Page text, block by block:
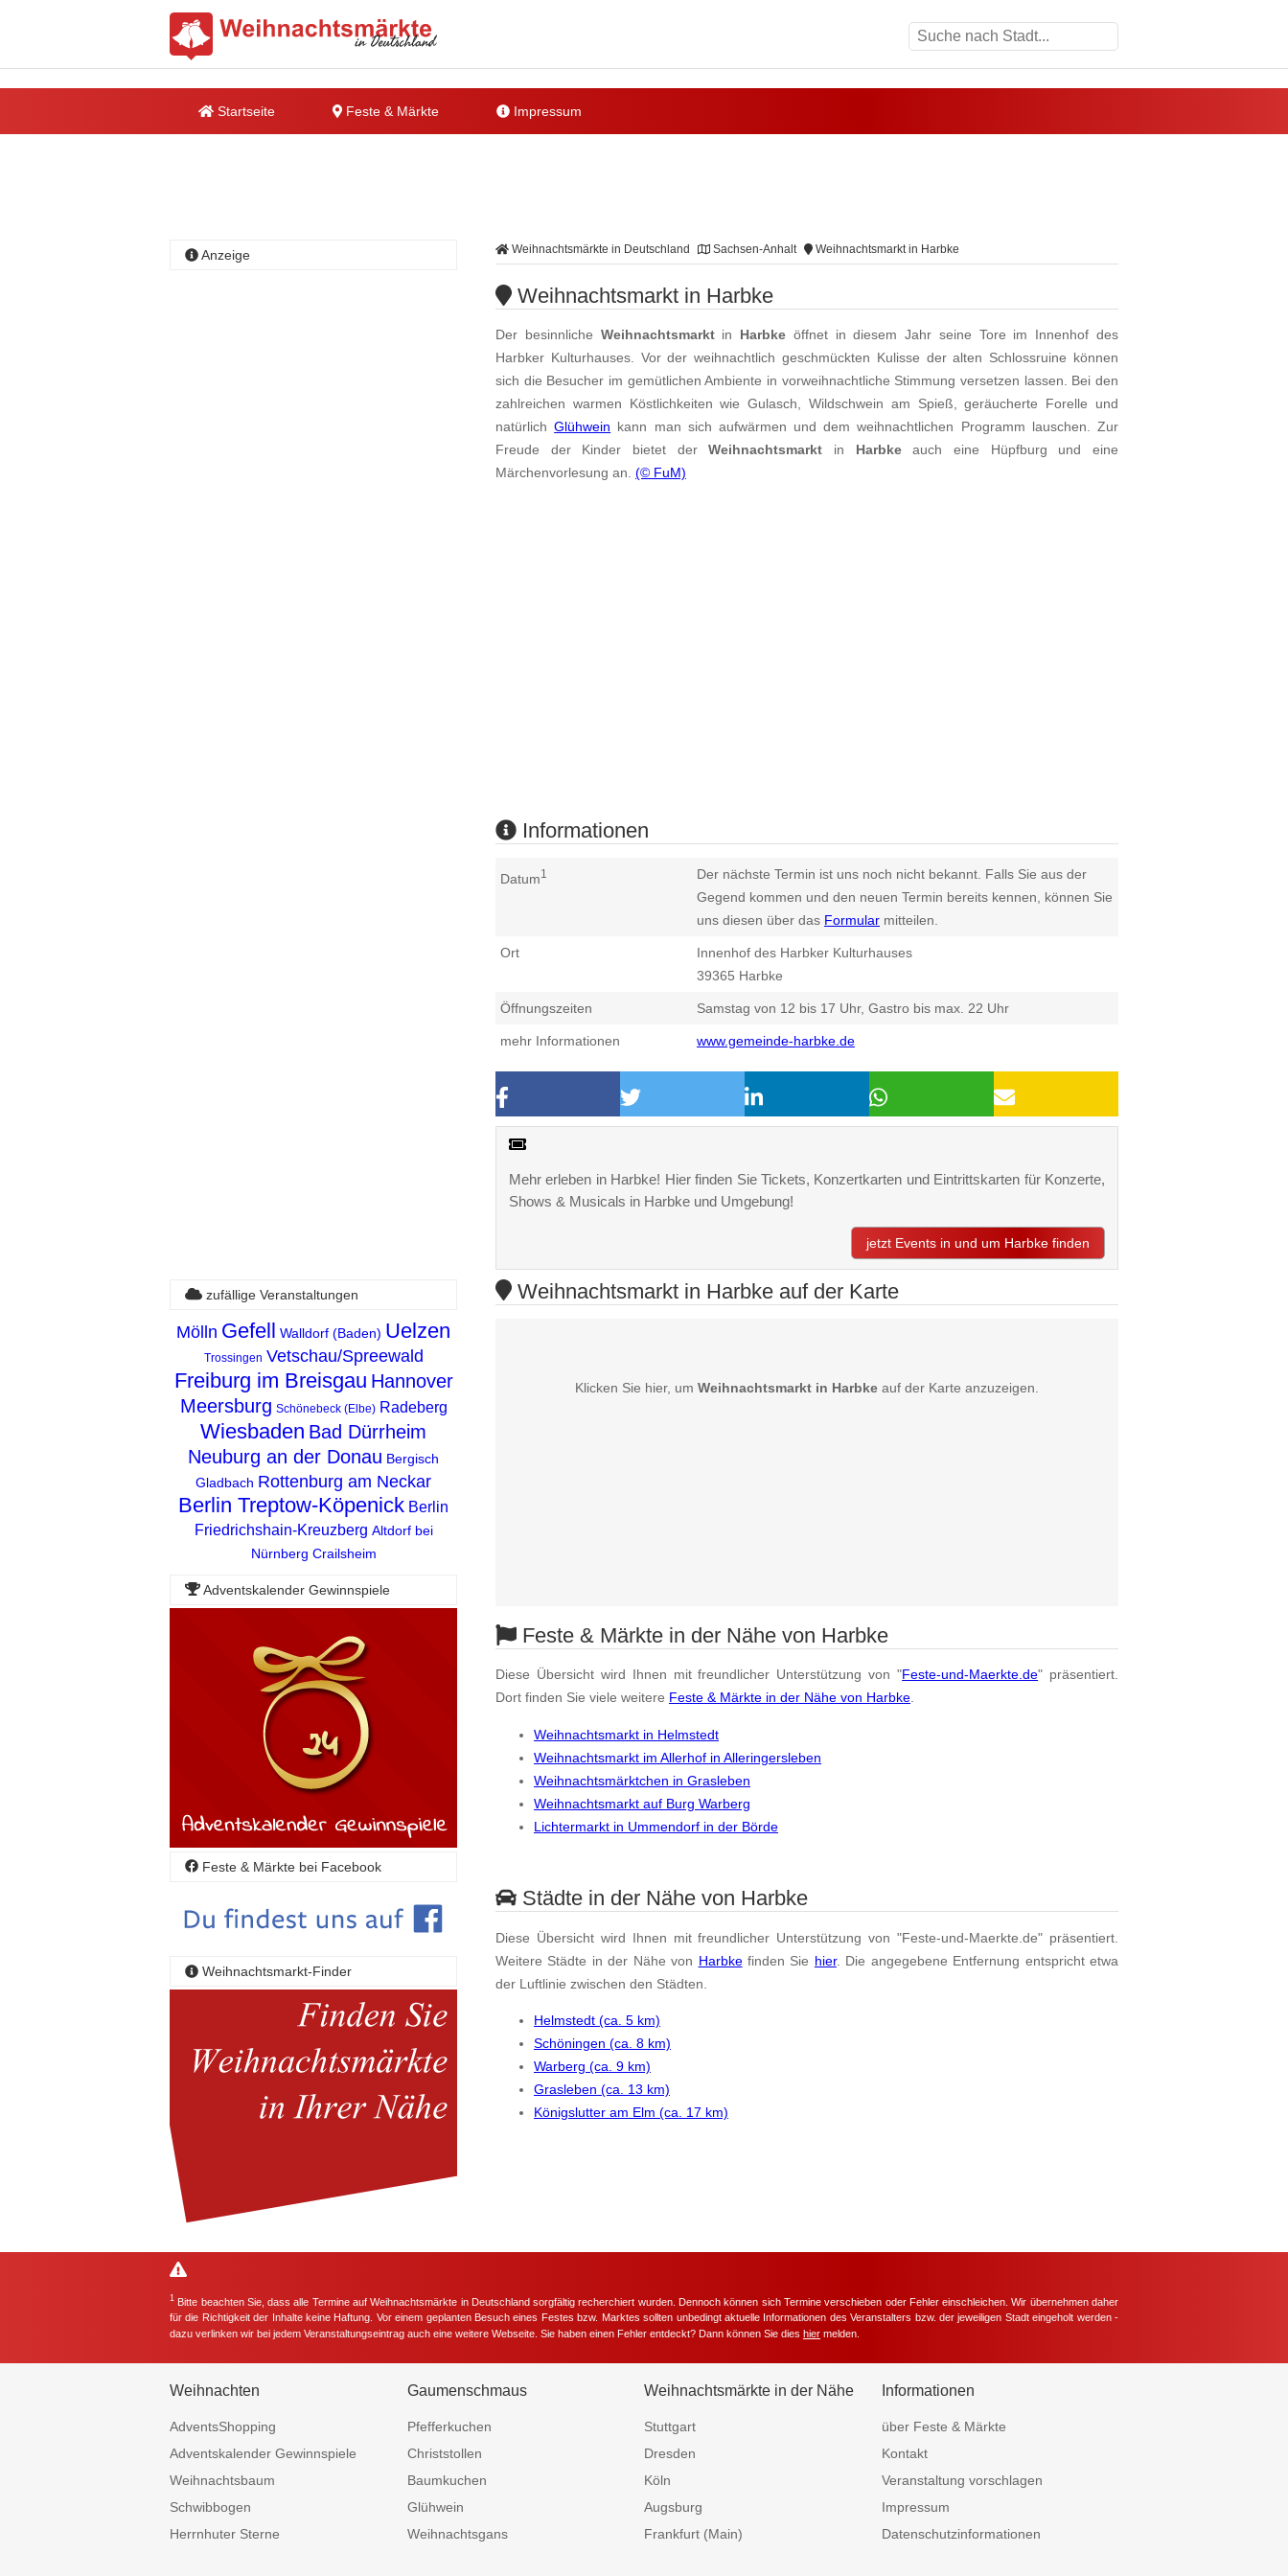
Startseite Feste & Märkte Impressum
Weihnachtsmärkte in Deutschland Sachsen-Anhalt Weihnachtsmarkt in Harbke
Weihnachtsmarkt in Harbke
Der besinnliche Weihnachtsmarktin Harbke öffnet in diesem Jahr seine Tore im Innenhof des
Harbker Kulturhauses. Vor der weihnachtlich geschmückten Kulisse der alten Schlossruine können
sich die Besucher im gemütlichen Ambiente in vorweihnachtliche Stimmung versetzen lassen. Bei den
zahlreichen warmen Köstlichkeiten wie Gulasch, Wildschwein am Spieß, geräucherte Forelle und
natürlichGlühwein kann man sich aufwärmen und dem weihnachtlichen Programm lauschen. Zur
Freude der Kinder bietet derWeihnachtsmarkt in Harbkeauch eine Hüpfburg und eine
Märchenvorlesung an. (© FuM)
Informationen
Datum1
Der nächste Termin ist uns noch nicht bekannt. Falls Sie aus der
Gegend kommen und den neuen Termin bereits kennen, können Sie
uns diesen über das Formular mitteilen.
Ort
Innenhof des Harbker Kulturhauses
39365 Harbke
Öffnungszeiten Samstag von 12 bis 17 Uhr, Gastro bis max. 22 Uhr
mehr Informationen www.gemeinde-harbke.de
Mehr erleben in Harbke! Hier finden Sie Tickets, Konzertkarten und Eintrittskarten für Konzerte,
Shows & Musicals in Harbke und Umgebung!
jetzt Events in und um Harbke finden
Anzeige
Weihnachtsmarkt in Harbke auf der Karte
Klicken Sie hier, um Weihnachtsmarkt in Harbke auf der Karte anzuzeigen.
Feste & Märkte in der Nähe von Harbke
Diese Übersicht wird Ihnen mit freundlicher Unterstützung von "Feste-und-Maerkte.de" präsentiert.
Dort finden Sie viele weitere Feste & Märkte in der Nähe von Harbke.
Weihnachtsmarkt in Helmstedt
Weihnachtsmarkt im Allerhof in Alleringersleben
Weihnachtsmärktchen in Grasleben
Weihnachtsmarkt auf Burg Warberg
Lichtermarkt in Ummendorf in der Börde
Städte in der Nähe von Harbke
Diese Übersicht wird Ihnen mit freundlicher Unterstützung von "Feste-und-Maerkte.de" präsentiert.
Weitere Städte in der Nähe von Harbkefinden Sie hier. Die angegebene Entfernung entspricht etwa
der Luftlinie zwischen den Städten.
Helmstedt (ca. 5 km)
Schöningen (ca. 8 km)
Warberg (ca. 9 km)
Grasleben (ca. 13 km)
Königslutter am Elm (ca. 17 km)
zufällige Veranstaltungen
Mölln Gefell Walldorf (Baden) Uelzen
Trossingen Vetschau/Spreewald
Freiburg im Breisgau Hannover
Meersburg Schönebeck (Elbe) Radeberg
Wiesbaden Bad Dürrheim
Neuburg an der Donau Bergisch
Gladbach Rottenburg am Neckar
Berlin Treptow-Köpenick Berlin
Friedrichshain-Kreuzberg Altdorf bei
Nürnberg Crailsheim
Adventskalender Gewinnspiele
Feste & Märkte bei Facebook
Weihnachtsmarkt-Finder
1 Bitte beachten Sie, dass alle Termine auf Weihnachtsmärkte in Deutschland sorgfältig recherchiert wurden. Dennoch können sich Termine verschieben oder Fehler einschleichen. Wir übernehmen daher
für die Richtigkeit der Inhalte keine Haftung. Vor einem geplanten Besuch eines Festes bzw. Marktes sollten unbedingt aktuelle Informationen des Veranstalters bzw. der jeweiligen Stadt eingeholt werden -
dazu verlinken wir bei jedem Veranstaltungseintrag auch eine weitere Webseite. Sie haben einen Fehler entdeckt? Dann können Sie dies hier melden.
Weihnachten
AdventsShopping
Adventskalender Gewinnspiele
Weihnachtsbaum
Schwibbogen
Herrnhuter Sterne
Gaumenschmaus
Pfefferkuchen
Christstollen
Baumkuchen
Glühwein
Weihnachtsgans
Weihnachtsmärkte in der Nähe
Stuttgart
Dresden
Köln
Augsburg
Frankfurt (Main)
Informationen
über Feste & Märkte
Kontakt
Veranstaltung vorschlagen
Impressum
Datenschutzinformationen